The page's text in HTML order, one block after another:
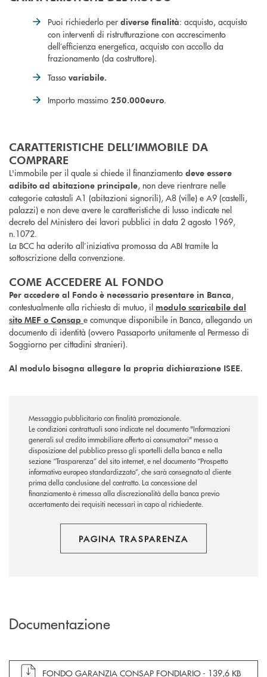
Puoi richiederlo per diverse finalità: acquisto, acquisto
con interventi di ristrutturazione con accrescimento
dell’efficienza energetica, acquisto con accollo da
frazionamento (da costruttore).
Tasso variabile.
Importo massimo 250.000euro.
CARATTERISTICHE DELL’IMMOBILE DA
COMPRARE
L'immobile per il quale si chiede il finanziamento deve essere
adibito ad abitazione principale, non deve rientrare nelle
categorie catastali A1 (abitazioni signorili), A8 (ville) e A9 (castelli,
palazzi) e non deve avere le caratteristiche di lusso indicate nel
decreto del Ministero dei lavori pubblici in data 2 agosto 1969,
n.1072.
La BCC ha aderito all’iniziativa promossa da ABI tramite la
sottoscrizione della convenzione.
COME ACCEDERE AL FONDO
Per accedere al Fondo è necessario presentare in Banca,
contestualmente alla richiesta di mutuo, il modulo scaricabile dal
sito MEF o Consap e comunque disponibile in Banca, allegando un
documento di identità (ovvero Passaporto unitamente al Permesso di
Soggiorno per cittadini stranieri).
Al modulo bisogna allegare la propria dichiarazione ISEE.
Messaggio pubblicitario con finalità promozionale.
Le condizioni contrattuali sono indicate nel documento "Informazioni
generali sul credito immobiliare offerto ai consumatori" messo a
disposizione del pubblico presso gli sportelli della banca e nella
sezione “Trasparenza” del sito internet, e nel documento “Prospetto
informativo europeo standardizzato”, che sarà consegnato al cliente
prima della conclusione del contratto. La concessione del
finanziamento è rimessa alla discrezionalità della banca previo
accertamento dei requisiti necessari in capo al richiedente.
PAGINA TRASPARENZA
Documentazione
apre documento in una nuova finestra
FONDO GARANZIA CONSAP FONDIARIO - 139,6 KB